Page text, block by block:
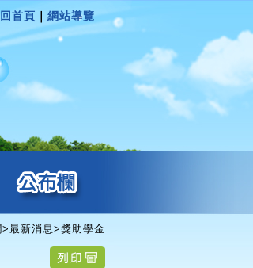
回首頁 網站導覽
>最新消息>獎助學金